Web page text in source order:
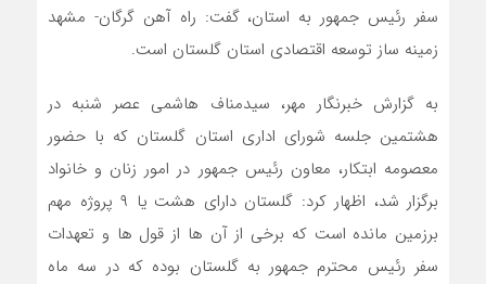
سفر رئیس جمهور به استان، گفت: راه آهن گرگان- مشهد
زمینه ساز توسعه اقتصادی استان گلستان است.
به گزارش خبرنگار مهر، سیدمناف هاشمی عصر شنبه در
هشتمین جلسه شورای اداری استان گلستان که با حضور
معصومه ابتکار، معاون رئیس جمهور در امور زنان و خانواد
برگزار شد، اظهار کرد: گلستان دارای هشت یا ۹ پروژه مهم
برزمین مانده است که برخی از آن ها از قول ها و تعهدات
سفر رئیس محترم جمهور به گلستان بوده که در سه ماه